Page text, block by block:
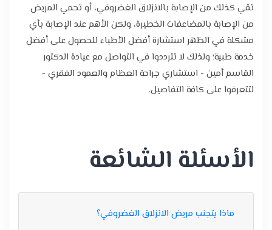
تقي كذلك من الإصابة بالانزلاق الغضروفي، أو تحمي المريض
من الإصابة بالمضاعفات الخطيرة، ولكن الأهم عند الإصابة بأي
مشكلة في الظهر استشارة أفضل الأطباء للحصول على أفضل
خدمة طبية؛ ولذلك لا تترددوا في التواصل مع عيادة الدكتور
القاسم أمين - استشاري جراحة العظام والعمود الفقري -
لتتعرفوا على كافة التفاصيل.
الأسئلة الشائعة
ماذا يتجنب مريض الانزلاق الغضروفي؟